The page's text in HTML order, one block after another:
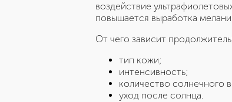
воздействие
повышается выработка
От чего зависит
тип кожи;
интенсивность;
количество солнечного
уход после солнца.